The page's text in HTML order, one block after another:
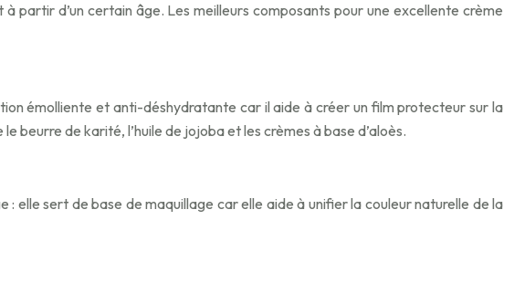
partir d’un certain âge. Les meilleurs composants pour une excellente crème
émolliente et anti-déshydratante car il aide à créer un film protecteur sur la
beurre de karité, l’huile de jojoba et les crèmes à base d’aloès.
elle sert de base de maquillage car elle aide à unifier la couleur naturelle de la